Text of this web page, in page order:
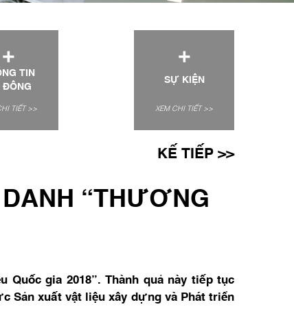
+
TIN
ĐÔNG
TIẾT >>
+
SỰ KIỆN
XEM CHI TIẾT >>
KẾ TIẾP >>
“THƯƠNG
gia 2018”. Thành quả này tiếp tục
Sản xuất vật liệu xây dựng và Phát triển